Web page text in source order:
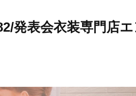
発表会衣装専門店